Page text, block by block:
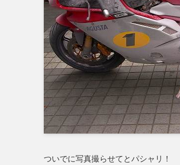
ついでに写真撮らせてとパシャリ！